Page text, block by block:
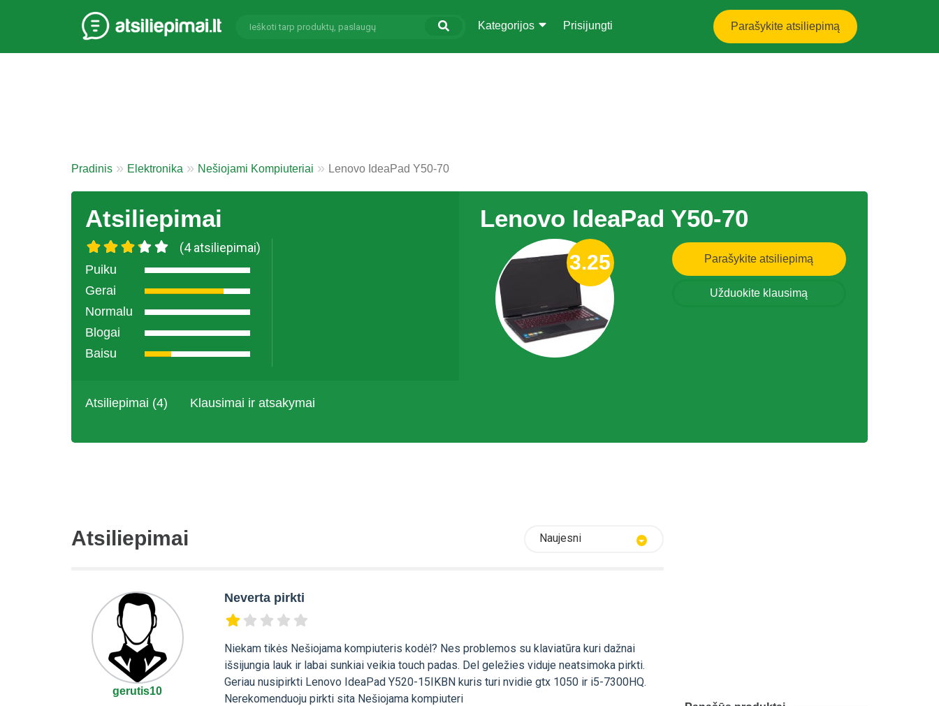
Parašykite atsiliepimą
Kategorijos Prisijungti
Pradinis Elektronika Nešiojami Kompiuteriai Lenovo IdeaPad Y50-70
Atsiliepimai
(4 atsiliepimai)
Puiku
Gerai
Normalu
Blogai
Baisu
Atsiliepimai (4) Klausimai ir atsakymai
Lenovo IdeaPad Y50-70
3.25 Parašykite atsiliepimą
Užduokite klausimą
Atsiliepimai Naujesni
gerutis10
Neverta pirkti
Niekam tikės Nešiojama kompiuteris kodėl? Nes problemos su klaviatūra kuri dažnai
išsijungia lauk ir labai sunkiai veikia touch padas. Del geležies viduje neatsimoka pirkti.
Geriau nusipirkti Lenovo IdeaPad Y520-15IKBN kuris turi nvidie gtx 1050 ir i5-7300HQ.
Nerekomenduoju pirkti sita Nešiojama kompiuteri